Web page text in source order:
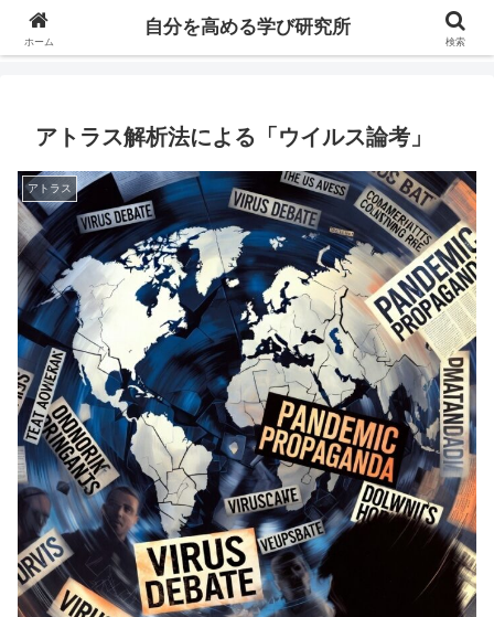
自分の価値を高めるための学びについて研究し、セミナーや情報（ブログ、動
アトラス解析法による「ウイルス論考」
アトラス
ホーム
自分を高める学び研究所
検索